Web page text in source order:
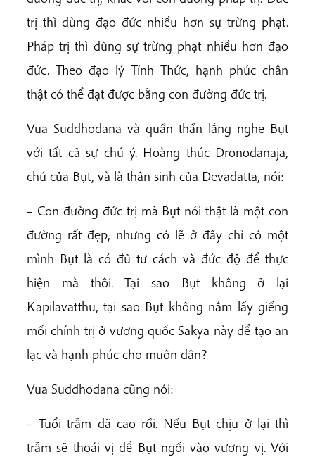
trị thì dùng đạo đức nhiều hơn sự trừng phạt.
Pháp trị thì dùng sự trừng phạt nhiều hơn đạo
đức. Theo đạo lý Tỉnh Thức, hạnh phúc chân
thật có thể đạt được bằng con đường đức trị.
Vua Suddhodana và quần thần lắng nghe Bụt
với tất cả sự chú ý. Hoàng thúc Dronodanaja,
chú của Bụt, và là thân sinh của Devadatta, nói:
– Con đường đức trị mà Bụt nói thật là một con
đường rất đẹp, nhưng có lẽ ở đây chỉ có một
mình Bụt là có đủ tư cách và đức độ để thực
hiện mà thôi. Tại sao Bụt không ở lại
Kapilavatthu, tại sao Bụt không nắm lấy giềng
mối chính trị ở vương quốc Sakya này để tạo an
lạc và hạnh phúc cho muôn dân?
Vua Suddhodana cũng nói:
– Tuổi trẫm đã cao rồi. Nếu Bụt chịu ở lại thì
trẫm sẽ thoái vị để Bụt ngồi vào vương vị. Với